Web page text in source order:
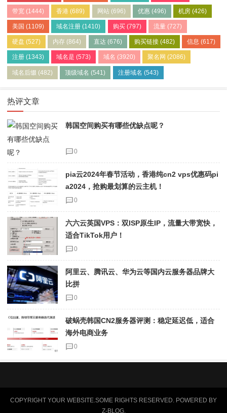
带宽 (1444) 香港 (689) 网站(696) 优惠(496) 机房 (426)
美国 (1109) 域名注册 (1410) 购买(797) 流量(727)
硬盘 (527) 内存 (864) 直达 (676) 购买链接(482) 信息 (617)
注册 (1343) 域名是 (573) 域名 (3920) 聚名网 (2086)
域名后缀 (482) 顶级域名 (541) 注册域名 (543)
热评文章
韩国空间购买有哪些优缺点呢？
0
pia云2024年春节活动，香港纯cn2 vps优惠码pi
a2024，抢购最划算的云主机！
0
六六云英国VPS：双ISP原生IP，流量大带宽快，
适合TikTok用户！
0
阿里云、腾讯云、华为云等国内云服务器品牌大
比拼
0
破蜗壳韩国CN2服务器评测：稳定延迟低，适合
海外电商业务
0
COPYRIGHT YOUR WEBSITE.SOME RIGHTS RESERVED. POWERED BY
Z-BLOG.